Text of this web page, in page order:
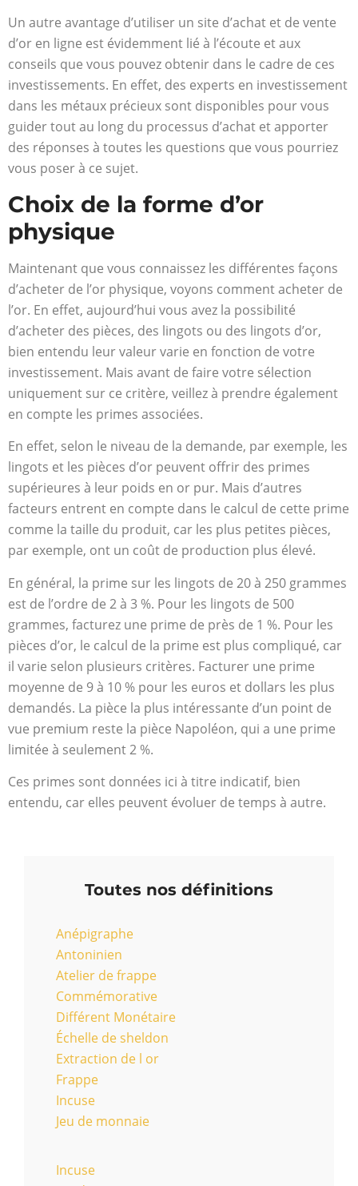
Un autre avantage d’utiliser un site d’achat et de vente
d’or en ligne est évidemment lié à l’écoute et aux
conseils que vous pouvez obtenir dans le cadre de ces
investissements. En effet, des experts en investissement
dans les métaux précieux sont disponibles pour vous
guider tout au long du processus d’achat et apporter
des réponses à toutes les questions que vous pourriez
vous poser à ce sujet.
Choix de la forme d’or
physique
Maintenant que vous connaissez les différentes façons
d’acheter de l’or physique, voyons comment acheter de
l’or. En effet, aujourd’hui vous avez la possibilité
d’acheter des pièces, des lingots ou des lingots d’or,
bien entendu leur valeur varie en fonction de votre
investissement. Mais avant de faire votre sélection
uniquement sur ce critère, veillez à prendre également
en compte les primes associées.
En effet, selon le niveau de la demande, par exemple, les
lingots et les pièces d’or peuvent offrir des primes
supérieures à leur poids en or pur. Mais d’autres
facteurs entrent en compte dans le calcul de cette prime
comme la taille du produit, car les plus petites pièces,
par exemple, ont un coût de production plus élevé.
En général, la prime sur les lingots de 20 à 250 grammes
est de l’ordre de 2 à 3 %. Pour les lingots de 500
grammes, facturez une prime de près de 1 %. Pour les
pièces d’or, le calcul de la prime est plus compliqué, car
il varie selon plusieurs critères. Facturer une prime
moyenne de 9 à 10 % pour les euros et dollars les plus
demandés. La pièce la plus intéressante d’un point de
vue premium reste la pièce Napoléon, qui a une prime
limitée à seulement 2 %.
Ces primes sont données ici à titre indicatif, bien
entendu, car elles peuvent évoluer de temps à autre.
Toutes nos définitions
Anépigraphe
Antoninien
Atelier de frappe
Commémorative
Différent Monétaire
Échelle de sheldon
Extraction de l or
Frappe
Incuse
Jeu de monnaie
Incuse